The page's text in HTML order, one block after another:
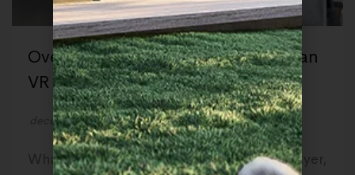
Overtuig je klanten met de inzet van
VR (Virtual Reality)
december 25, 2022 byRender Company
What’s a cake without icing? That outer layer,